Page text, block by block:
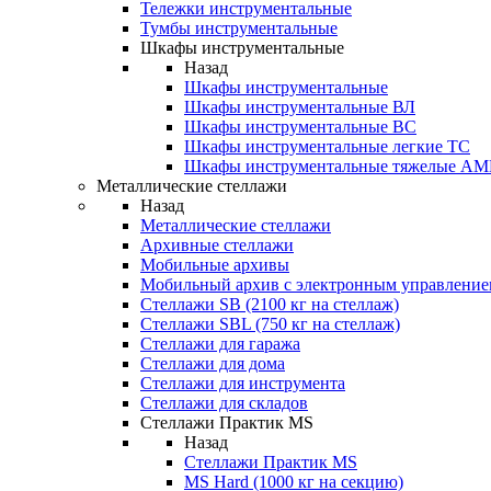
Тележки инструментальные
Тумбы инструментальные
Шкафы инструментальные
Назад
Шкафы инструментальные
Шкафы инструментальные ВЛ
Шкафы инструментальные ВС
Шкафы инструментальные легкие ТС
Шкафы инструментальные тяжелые
Металлические стеллажи
Назад
Металлические стеллажи
Архивные стеллажи
Мобильные архивы
Мобильный архив с электронным
Стеллажи SB (2100 кг на стеллаж)
Стеллажи SBL (750 кг на стеллаж)
Стеллажи для гаража
Стеллажи для дома
Стеллажи для инструмента
Стеллажи для складов
Стеллажи Практик MS
Назад
Стеллажи Практик MS
MS Hard (1000 кг на секцию)